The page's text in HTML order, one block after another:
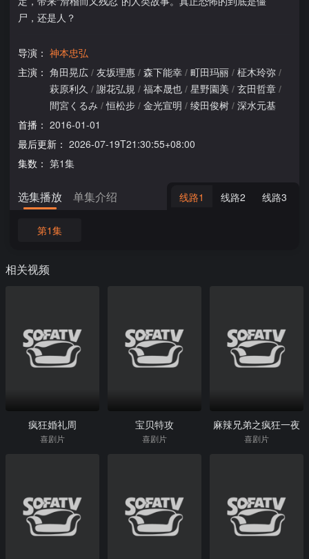
尸，还是人？
导演： 神本忠弘
主演： 角田晃広 / 友坂理惠 / 森下能幸 / 町田玛丽 / 柾木玲弥 /
萩原利久 / 謝花弘規 / 福本晟也 / 星野園美 / 玄田哲章 /
間宮くるみ / 恒松步 / 金光宣明 / 绫田俊树 / 深水元基
首播： 2016-01-01
最后更新： 2026-07-19T21:30:55+08:00
集数： 第1集
选集播放 单集介绍 线路1 线路2 线路3
第1集
相关视频
疯狂婚礼周
喜剧片
宝贝特攻
喜剧片
麻辣兄弟之疯狂一夜
喜剧片